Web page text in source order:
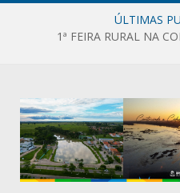
ÚLTIMAS
1ª FEIRA RURAL NA